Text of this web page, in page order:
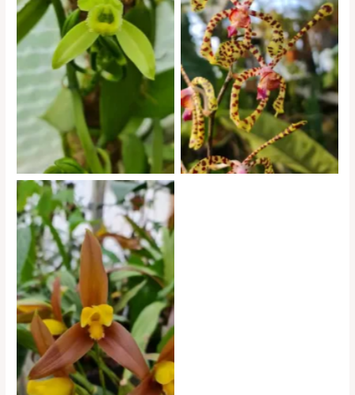
exposition d orchidées à
andrézieux bouthéon 3
exposition d orchidées à
andrézieux bouthéon 4
exposition d orchidées à
andrézieux bouthéon 1